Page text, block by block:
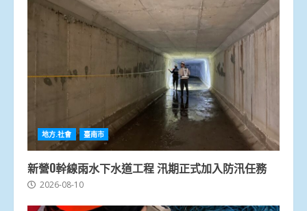
地方.社會 臺南市
新營O幹線雨水下水道工程 汛期正式加入防汛任務
2026-08-10